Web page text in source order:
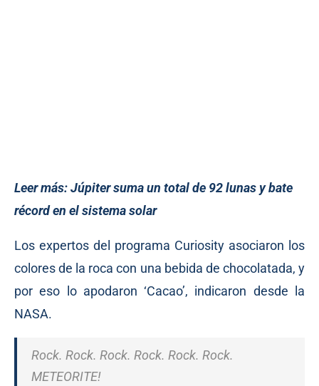
Leer más:Júpiter suma un total de 92 lunas y bate
récord en el sistema solar
Los expertos del programa Curiosity asociaron los
colores de la roca con una bebida de chocolatada, y
por eso lo apodaron ‘Cacao’, indicaron desde la
NASA.
Rock. Rock. Rock. Rock. Rock. Rock.
METEORITE!